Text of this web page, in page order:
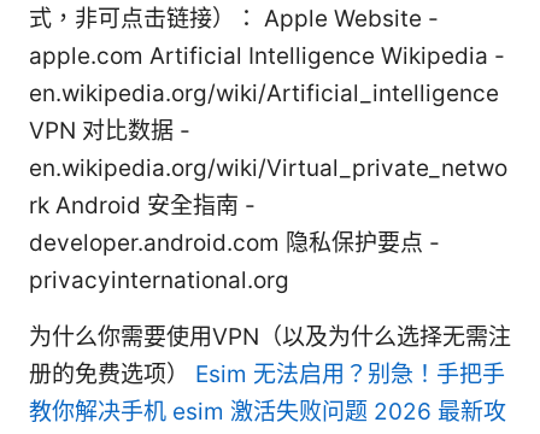
式，非可点击链接）： Apple Website -
apple.com Artificial Intelligence Wikipedia -
en.wikipedia.org/wiki/Artificial_intelligence
VPN 对比数据 -
en.wikipedia.org/wiki/Virtual_private_netwo
rk Android 安全指南 -
developer.android.com 隐私保护要点 -
privacyinternational.org
为什么你需要使用VPN（以及为什么选择无需注
册的免费选项） Esim 无法启用？别急！手把手
教你解决手机 esim 激活失败问题 2026 最新攻